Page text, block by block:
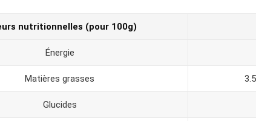
nutritionnelles (pour 100g)
Énergie
Matières grasses
Glucides